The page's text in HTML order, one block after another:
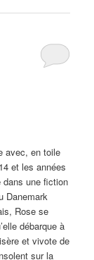
avec, en toile
et les années
dans une fiction
Danemark
Rose se
débarque à
et vivote de
sur la